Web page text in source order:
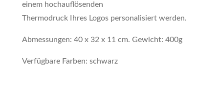
einem hochauflösenden
Thermodruck Ihres Logos personalisiert werden.
Abmessungen: 40 x 32 x 11 cm. Gewicht: 400g
Verfügbare Farben: schwarz